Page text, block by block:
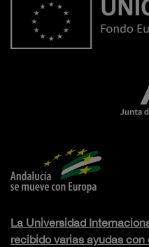
La Universidad
recibido varias ayudas